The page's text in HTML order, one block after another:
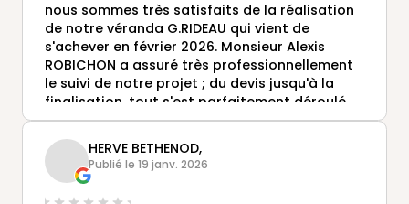
nous sommes très satisfaits de la réalisation
de notre véranda G.RIDEAU qui vient de
s'achever en février 2026. Monsieur Alexis
ROBICHON a assuré très professionnellement
le suivi de notre projet ; du devis jusqu'à la
finalisation, tout s'est parfaitement déroulé,
conformément à ce qui était prévu , avec des
poseurs et des artisans ( électricien, maçon,
aménagement intérieur) très compétents,
très diligents et réactifs, et de plus
sympathiques.
HERVE BETHENOD,
Publié le 19 janv. 2026